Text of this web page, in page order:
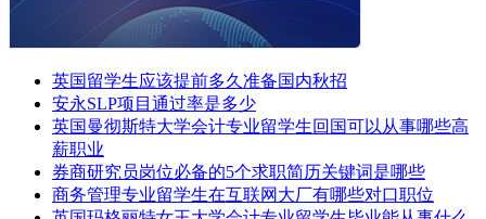
英国留学生应该提前多久准备国内秋招
安永SLP项目通过率是多少
英国曼彻斯特大学会计专业留学生回国可以从事哪些高
薪职业
券商研究员岗位必备的5个求职简历关键词是哪些
商务管理专业留学生在互联网大厂有哪些对口职位